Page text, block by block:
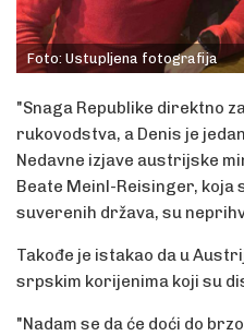
Foto: Ustupljena fotografija
"Snaga Republike direktno
rukovodstva, a Denis je
Nedavne izjave austrijske
Beate Meinl-Reisinger, koja
suverenih država, su
Takođe je istakao da u
srpskim korijenima koji su
"Nadam se da će doći do